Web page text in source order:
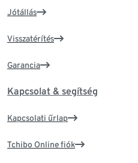
Jótállás
Visszatérítés
Garancia
Kapcsolat & segítség
Kapcsolati űrlap
Tchibo Online fiók